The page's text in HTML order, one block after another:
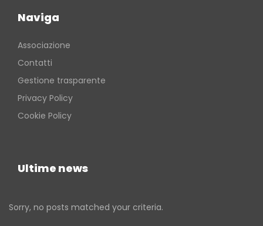
Naviga
Associazione
Contatti
Gestione trasparente
Privacy Policy
Cookie Policy
Ultime news
Sorry, no posts matched your criteria.